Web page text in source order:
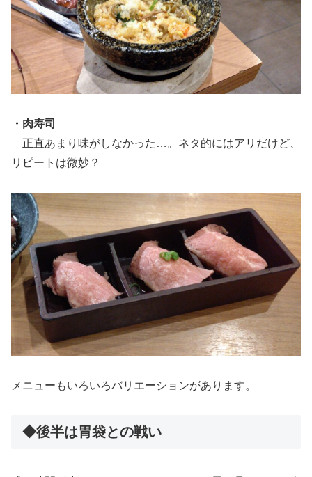
・肉寿司
正直あまり味がしなかった…。ネタ的にはアリだけど、
リピートは微妙？
メニューもいろいろバリエーションがあります。
◆後半は胃袋との戦い